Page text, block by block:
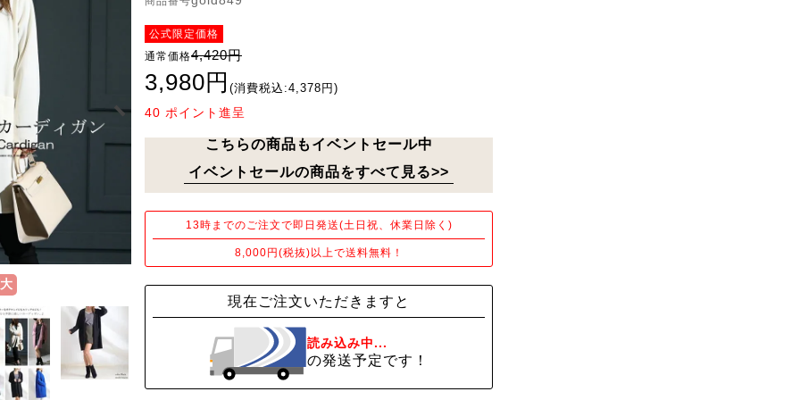
公式限定価格
通常価格4,420円
3,980円 (消費税込:4,378円)
40 ポイント進呈
こちらの商品もイベントセール中
イベントセールの商品をすべて見る>>
13時までのご注文で即日発送(土日祝、休業日除く)
8,000円(税抜)以上で送料無料！
現在ご注文いただきますと
読み込み中...
の発送予定です！